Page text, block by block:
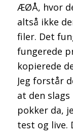
ÆØÅ, hvor
altså ikke
filer. Det
fungerede
kopierede
Jeg forstår
at den
pokker da,
test og live.